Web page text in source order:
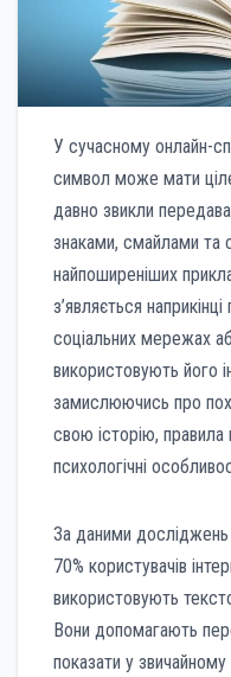
У сучасному онлайн-
символ може мати
давно звикли
знаками, смайлами та
найпоширеніших
з’являється
соціальних мережах
використовують його
замислюючись про
свою історію, правила
психологічні
За даними досліджень
70% користувачів
використовують
Вони допомагають
показати у